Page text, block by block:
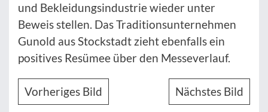
und Bekleidungsindustrie wieder unter
Beweis stellen. Das Traditionsunternehmen
Gunold aus Stockstadt zieht ebenfalls ein
positives Resümee über den Messeverlauf.
Vorheriges Bild Nächstes Bild